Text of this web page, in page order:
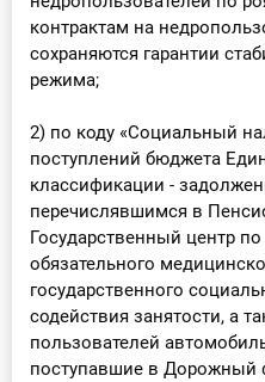
контрактам на
сохраняются гарантии
режима;
2) по коду «Социальный
поступлений бюджета
классификации -
перечислявшимся в
Государственный центр
обязательного
государственного
содействия занятости, а
пользователей
поступавшие в Дорожный